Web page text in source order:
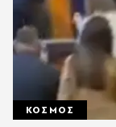
ΚΟΣΜΟΣ